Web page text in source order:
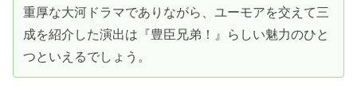
重厚な大河ドラマでありながら、ユーモアを交えて三
成を紹介した演出は『豊臣兄弟！』らしい魅力のひと
つといえるでしょう。